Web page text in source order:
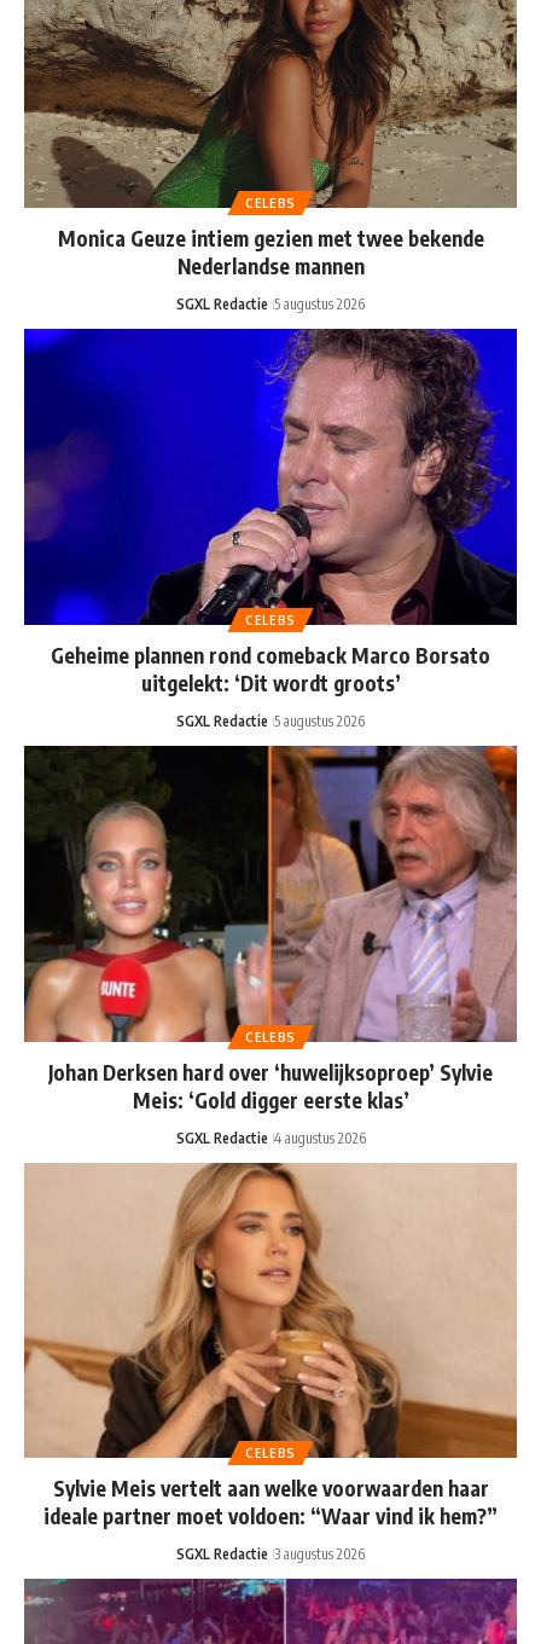
CELEBS
Monica Geuze intiem gezien met twee bekende
Nederlandse mannen
SGXL Redactie 5 augustus 2026
CELEBS
Geheime plannen rond comeback Marco Borsato
uitgelekt: ‘Dit wordt groots’
SGXL Redactie 5 augustus 2026
CELEBS
Johan Derksen hard over ‘huwelijksoproep’ Sylvie
Meis: ‘Gold digger eerste klas’
SGXL Redactie 4 augustus 2026
CELEBS
Sylvie Meis vertelt aan welke voorwaarden haar
ideale partner moet voldoen: “Waar vind ik hem?”
SGXL Redactie 3 augustus 2026